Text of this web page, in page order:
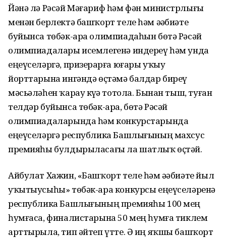
Йәнә лә Рәсәй Мәғариф һәм фән министрлығы
менән берлектә башҡорт теле һәм әҙәбиәте
буйынса төбәк-ара олимпиадаһын бөтә Рәсәй
олимпиадалары исемлегенә индереү һәм унда
еңеүселәргә, призерҙарға юғары уҡыу
йорттарына ингәндә өҫтәмә балдар биреү
мәсьәләһен ҡарау күҙҙә тотола. Бынан тыш, туған
телдәр буйынса төбәк-ара, бөтә Рәсәй
олимпиадаларында һәм конкурстарында
еңеүселәргә республика Башлығының махсус
премияһы булдырыласағы ла шатлыҡ өҫтәй.
Айбулат Хажин, «Башҡорт теле һәм әҙәбиәте йыл
уҡытыусыһы» төбәк-ара конкурсы еңеүселәренә
республика Башлығының премияһы 100 мең
һумғаса, финалистарына 50 мең һумға тиклем
арттырыла, тип әйтеп үтте. Ә иң яҡшы башҡорт